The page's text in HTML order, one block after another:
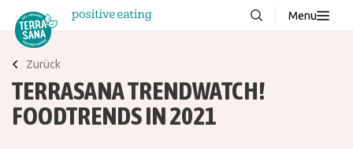
Menu
Über uns
Wissenswertes
Zurück
TERRASANA TRENDWATCH!
FOODTRENDS IN 2021